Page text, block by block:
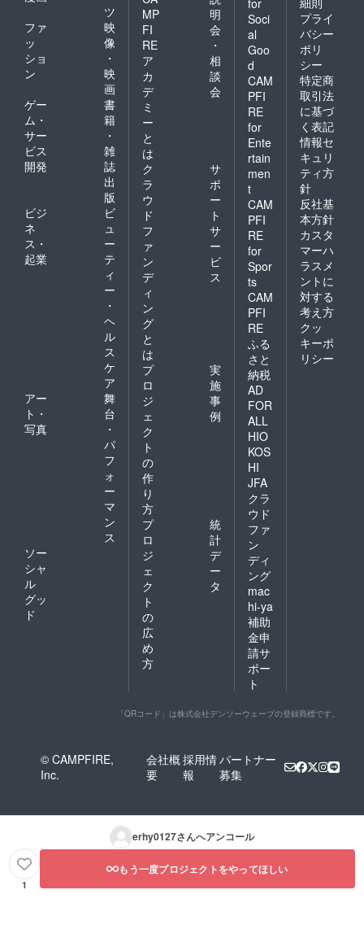
ツ
ファ
ッ
ショ
ン
映
像
・
映
画
ゲー
ム・
サー
ビス
開発
書
籍
・
雑
誌
出
版
ビジ
ネ
ス・
起業
ビ
ュ
ー
テ
ィ
ー
・
ヘ
ル
ス
ケ
ア
アー
ト・
写真
舞
台
・
パ
フ
ォ
ー
マ
ン
ス
ソー
シャ
ル
グッ
ド
MP
FI
RE
ア
カ
デ
ミ
ー
と
は
明
会
・
相
談
会
ク
ラ
ウ
ド
フ
ァ
ン
デ
ィ
ン
グ
と
は
サ
ポ
ー
ト
サ
ー
ビ
ス
プ
ロ
ジ
ェ
ク
ト
の
作
り
方
実
施
事
例
プ
ロ
ジ
ェ
ク
ト
の
広
め
方
統
計
デ
ー
タ
Soci
al
Goo
d
CAM
PFI
RE
for
Ente
rtain
men
t
CAM
PFI
RE
for
Spor
ts
CAM
PFI
RE
ふる
さと
納税
AD
FOR
ALL
HIO
KOS
HI
JFA
クラ
ウド
ファ
ン
ディ
ング
mac
hi-ya
補助
金申
請サ
ポー
ト
プライ
バシー
ポリ
シー
特定商
取引法
に基づ
く表記
情報セ
キュリ
ティ方
針
反社基
本方針
カスタ
マーハ
ラスメ
ントに
対する
考え方
クッ
キーポ
リシー
「QRコード」は株式会社デンソーウェーブの登録商標です。
© CAMPFIRE,
Inc.
会社概
要
採用情
報
パートナー
募集
erhy0127さんへアンコール
1
もう一度プロジェクトをやってほしい